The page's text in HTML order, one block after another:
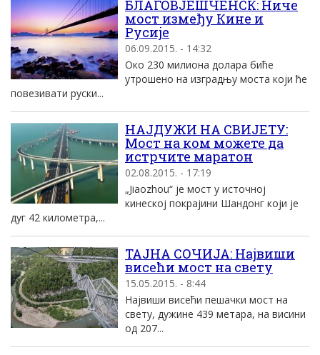
БЛАГОВЈЕШЧЕНСК: Ниче
мост између Кине и
Русије
06.09.2015. - 14:32
Око 230 милиона долара биће
утрошено на изградњу моста који ће
повезивати руски...
НАЈДУЖИ НА СВИЈЕТУ:
Мост на ком можете да
истрчите маратон
02.08.2015. - 17:19
„Jiaozhou“ је мост у источној
кинеској покрајини Шандонг који је
дуг 42 километра,...
ТАЈНА СОЧИЈА: Највиши
висећи мост на свету
15.05.2015. - 8:44
Највиши висећи пешачки мост на
свету, дужине 439 метара, на висини
од 207...